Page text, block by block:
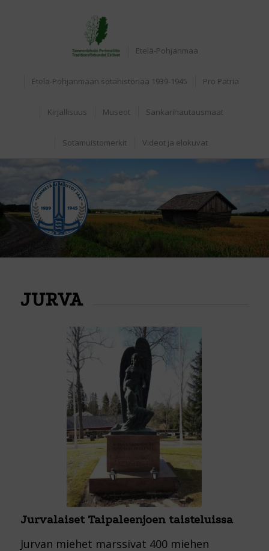
Etelä-Pohjanmaa
Etelä-Pohjanmaan sotahistoriaa 1939-1945 Pro Patria
Kirjallisuus Museot Sankarihautausmaat
Sotamuistomerkit Videot ja elokuvat
JURVA
Jurvalaiset Taipaleenjoen taisteluissa
Jurvan miehet marssivat 400 miehen